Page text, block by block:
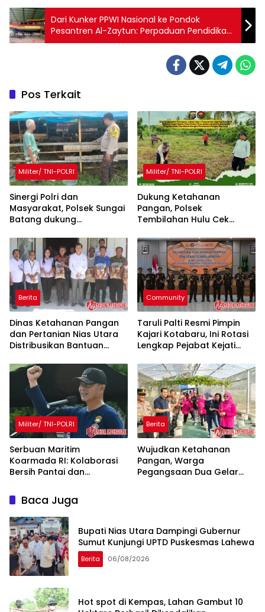
Dari Kunker PPWI Nasional ke Pondok
Pesantren Al-Zaytun: Perpaduan Pendidikan
dan Industri Maritim yang Menginspirasi
Pos Terkait
Militer/ TNI-POLRI
Sinergi Polri dan
Masyarakat, Polsek Sungai
Batang dukung
Militer/ TNI-POLRI
Dukung Ketahanan
Pangan, Polsek
Tembilahan Hulu Cek
Kuartal II di Desa Pulau
Palas
Berita
Dinas Ketahanan Pangan
dan Pertanian Nias Utara
Distribusikan Bantuan
Tani
Community
Taruli Palti Resmi Pimpin
Kajari Kotabaru, Ini Rotasi
Lengkap Pejabat Kejati
Militer/ TNI-POLRI
Serbuan Maritim
Koarmada RI: Kolaborasi
Bersih Pantai dan
Muara Angke
Berita
Wujudkan Ketahanan
Pangan, Warga
Pegangsaan Dua Gelar
Baca Juga
Bupati Nias Utara Dampingi Gubernur
Sumut Kunjungi UPTD Puskesmas Lahewa
Berita 06/08/2026
Hot spot di Kempas, Lahan Gambut 10